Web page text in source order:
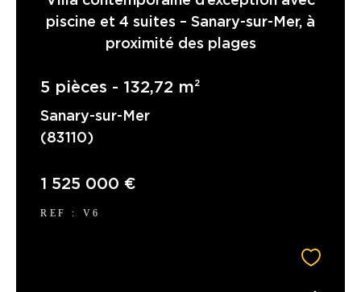
piscine et 4 suites – Sanary-sur-Mer, à
proximité des plages
5 pièces - 132,72 m²
Sanary-sur-Mer
(83110)
1 525 000 €
REF : V6
NOUVEAUTÉS
RECHERCHER